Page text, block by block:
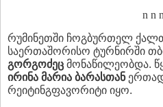
n n n
რუმინეთში ჩოგბურთელ
საერთაშორისო ტურნირში
გორგოძეც მონაწილეობდა.
ირინა მარია ბარასთან
რეიტინგფავორიტი იყო.